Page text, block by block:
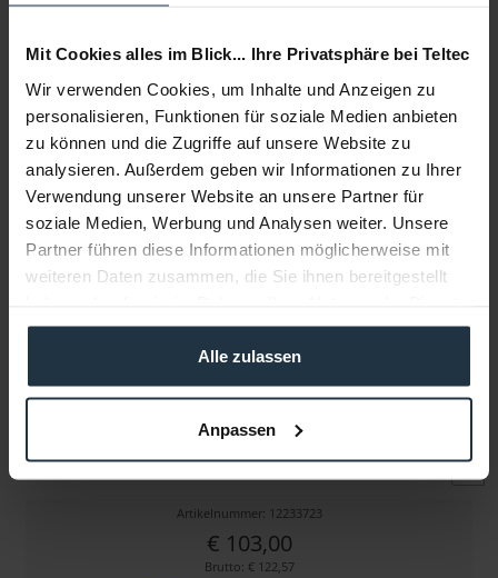
Mit Cookies alles im Blick... Ihre Privatsphäre bei Teltec
Wir verwenden Cookies, um Inhalte und Anzeigen zu
personalisieren, Funktionen für soziale Medien anbieten
zu können und die Zugriffe auf unsere Website zu
analysieren. Außerdem geben wir Informationen zu Ihrer
Verwendung unserer Website an unsere Partner für
soziale Medien, Werbung und Analysen weiter. Unsere
Partner führen diese Informationen möglicherweise mit
weiteren Daten zusammen, die Sie ihnen bereitgestellt
gesammelt haben.
Alle zulassen
Anpassen
Infos zu Hersteller & Produktsicherheit
Folgende Infos zum Hersteller sind verfübar......
Weitere Artikel von NOVUS ansehen
Hochwertiger Tragschlitten mit VESA
Artikelnummer: 12233723
€ 103,00
Brutto: € 122,57